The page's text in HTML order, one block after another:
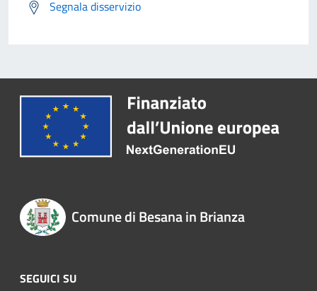
Segnala disservizio
Comune di Besana in Brianza
SEGUICI SU